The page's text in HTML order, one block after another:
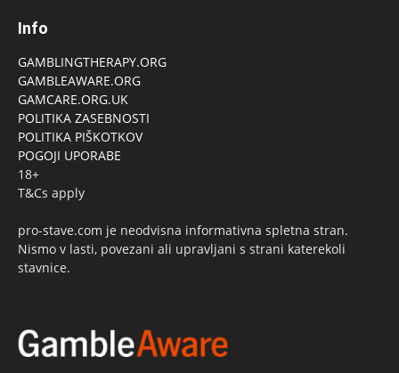
Info
GAMBLINGTHERAPY.ORG
GAMBLEAWARE.ORG
GAMCARE.ORG.UK
POLITIKA ZASEBNOSTI
POLITIKA PIŠKOTKOV
POGOJI UPORABE
18+
T&Cs apply
pro-stave.com je neodvisna informativna spletna stran.
Nismo v lasti, povezani ali upravljani s strani katerekoli
stavnice.